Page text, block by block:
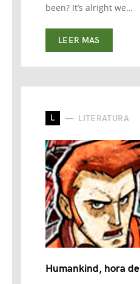
been? It’s alright we…
LEER MAS
L LITERATURA
Humankind, hora